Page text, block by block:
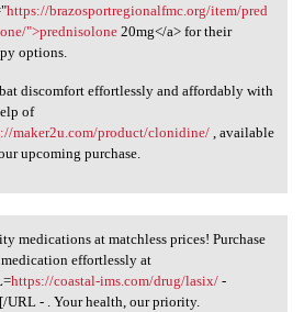
https://brazosportregionalfmc.org/item/pred
">prednisolone20mg</a> for their
options.
discomfort effortlessly and affordably with
of
maker2u.com/product/clonidine/, available
upcoming purchase.
medications at
medications at matchless prices! Purchase
effortlessly at
https://coastal-ims.com/drug/lasix/-
URL - . Your health, our priority.